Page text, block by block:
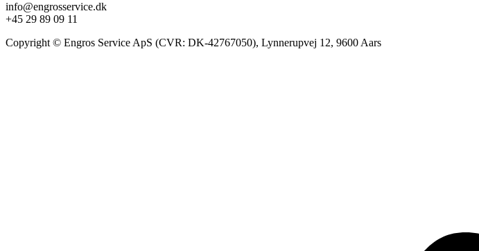
info@engrosservice.dk
+45 29 89 09 11
Copyright © Engros Service ApS (CVR: DK-42767050), Lynnerupvej 12, 9600 Aars